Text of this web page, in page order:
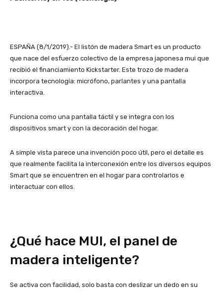
ESPAÑA (8/1/2019).- El listón de madera Smart es un producto
que nace del esfuerzo colectivo de la empresa japonesa mui que
recibió el financiamiento Kickstarter. Este trozo de madera
incorpora tecnología: micrófono, parlantes y una pantalla
interactiva.
Funciona como una pantalla táctil y se integra con los
dispositivos smart y con la decoración del hogar.
A simple vista parece una invención poco útil, pero el detalle es
que realmente facilita la interconexión entre los diversos equipos
Smart que se encuentren en el hogar para controlarlos e
interactuar con ellos.
¿Qué hace MUI, el panel de
madera inteligente?
Se activa con facilidad, solo basta con deslizar un dedo en su